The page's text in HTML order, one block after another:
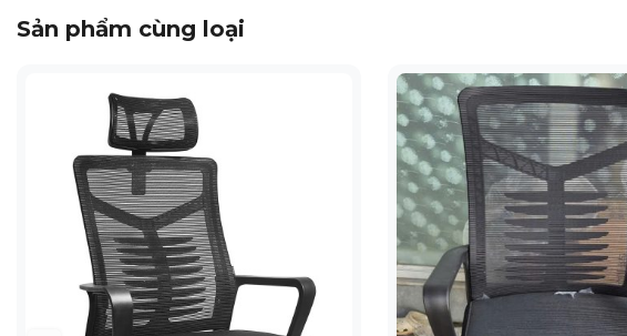
Sản phẩm cùng loại